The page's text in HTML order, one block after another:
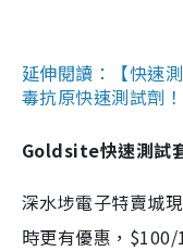
延伸閱讀：【快速
毒抗原快速測試劑
Goldsite快速測試
深水埗電子特賣城
時更有優惠，